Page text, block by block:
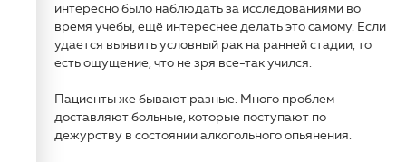
интересно было наблюдать за исследованиями во
время учебы, ещё интереснее делать это самому. Если
удается выявить условный рак на ранней стадии, то
есть ощущение, что не зря все-так учился.
Пациенты же бывают разные. Много проблем
доставляют больные, которые поступают по
дежурству в состоянии алкогольного опьянения.